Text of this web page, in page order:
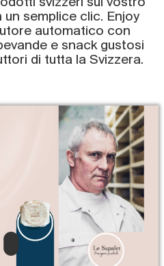
semplice clic. Enjoy
automatico con
e snack gustosi
di tutta la Svizzera.